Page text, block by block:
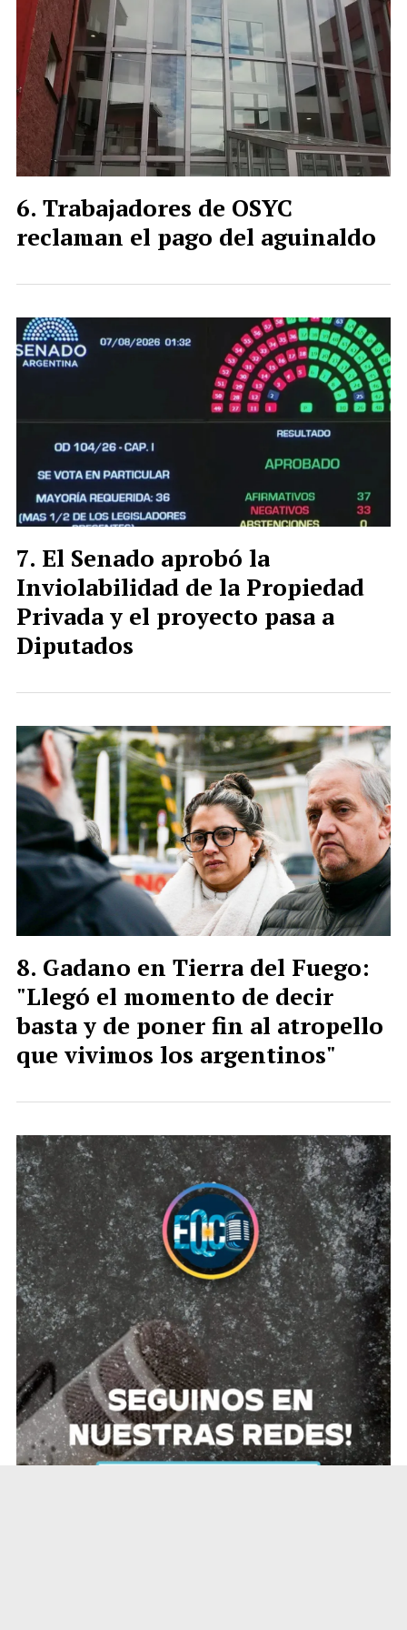
Trabajadores de OSYC
reclaman el pago del aguinaldo
El Senado aprobó la
Inviolabilidad de la Propiedad
Privada y el proyecto pasa a
Diputados
Gadano en Tierra del Fuego:
"Llegó el momento de decir
basta y de poner fin al atropello
que vivimos los argentinos"